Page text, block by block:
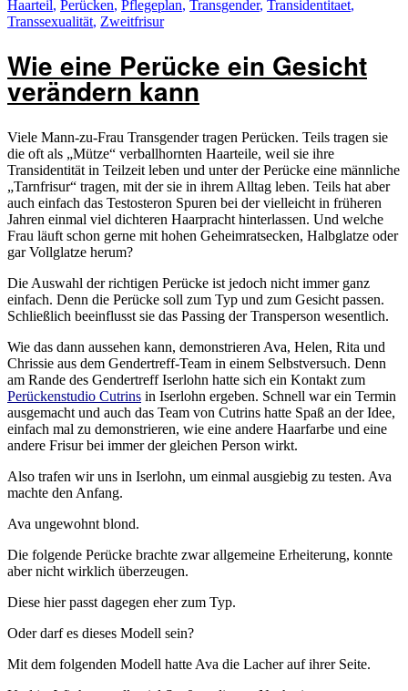
am
Haarteil, Perücken, Pflegeplan, Transgender, Transidentitaet,
Transsexualität, Zweitfrisur
Wie eine Perücke ein Gesicht
verändern kann
Viele Mann-zu-Frau Transgender tragen Perücken. Teils tragen sie
die oft als „Mütze“ verballhornten Haarteile, weil sie ihre
Transidentität in Teilzeit leben und unter der Perücke eine männliche
„Tarnfrisur“ tragen, mit der sie in ihrem Alltag leben. Teils hat aber
auch einfach das Testosteron Spuren bei der vielleicht in früheren
Jahren einmal viel dichteren Haarpracht hinterlassen. Und welche
Frau läuft schon gerne mit hohen Geheimratsecken, Halbglatze oder
gar Vollglatze herum?
Die Auswahl der richtigen Perücke ist jedoch nicht immer ganz
einfach. Denn die Perücke soll zum Typ und zum Gesicht passen.
Schließlich beeinflusst sie das Passing der Transperson wesentlich.
Wie das dann aussehen kann, demonstrieren Ava, Helen, Rita und
Chrissie aus dem Gendertreff-Team in einem Selbstversuch. Denn
am Rande des Gendertreff Iserlohn hatte sich ein Kontakt zum
Perückenstudio Cutrins in Iserlohn ergeben. Schnell war ein Termin
ausgemacht und auch das Team von Cutrins hatte Spaß an der Idee,
einfach mal zu demonstrieren, wie eine andere Haarfarbe und eine
andere Frisur bei immer der gleichen Person wirkt.
Also trafen wir uns in Iserlohn, um einmal ausgiebig zu testen. Ava
machte den Anfang.
Ava ungewohnt blond.
Die folgende Perücke brachte zwar allgemeine Erheiterung, konnte
aber nicht wirklich überzeugen.
Diese hier passt dagegen eher zum Typ.
Oder darf es dieses Modell sein?
Mit dem folgenden Modell hatte Ava die Lacher auf ihrer Seite.